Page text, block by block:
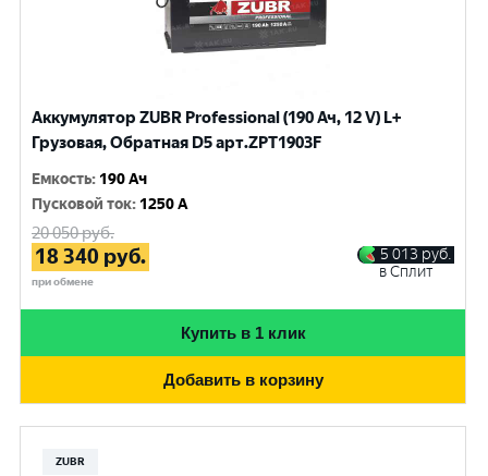
Аккумулятор ZUBR Professional (190 Ач, 12 V) L+
Грузовая, Обратная D5 арт.ZPT1903F
Емкость: 190 Ач
Пусковой ток: 1250 A
20 050руб.
18 340 руб.
при обмене
5 013 руб.
в Сплит
Купить в 1 клик
Добавить в корзину
ZUBR